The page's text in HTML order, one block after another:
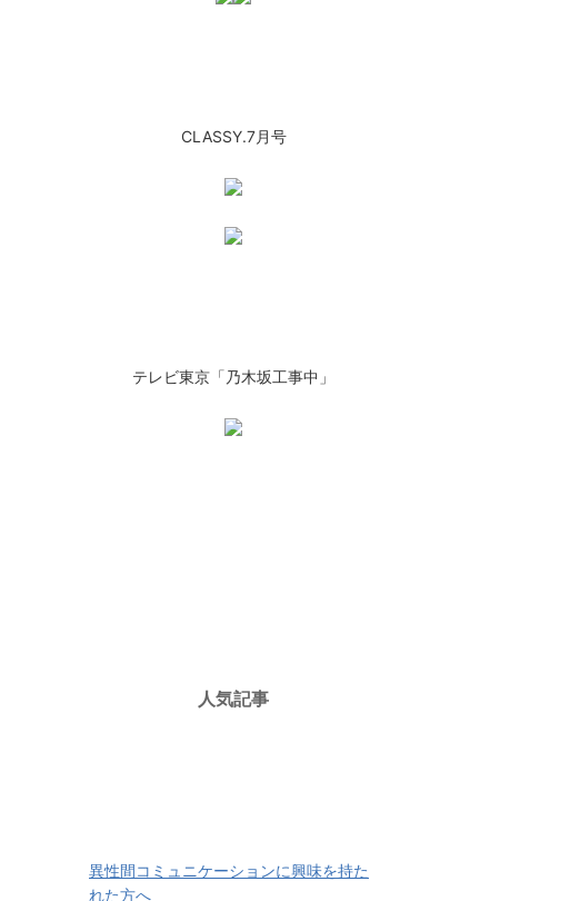
CLASSY.7月号
テレビ東京「乃木坂工事中」
人気記事
異性間コミュニケーションに興味を持た
れた方へ